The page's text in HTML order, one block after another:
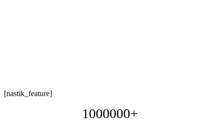
[nastik_feature]
1000000+